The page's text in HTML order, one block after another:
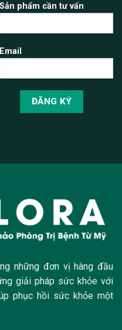
Sản phẩm cần tư vấn
Email
những đơn vị hàng đầu
giải pháp sức khỏe với
phục hồi sức khỏe một